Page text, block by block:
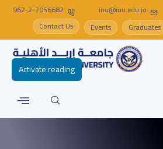
inu@inu.edu.jo
962-2-7056682
Graduates
Events
Contact Us
Activate reading